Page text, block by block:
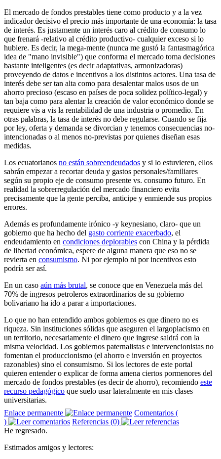
El mercado de fondos prestables tiene como producto y a la vez
indicador decisivo el precio más importante de una economía: la tasa
de interés. Es justamente un interés caro al crédito de consumo lo
que frenará -relativo al crédito productivo- cualquier exceso si lo
hubiere. Es decir, la mega-mente (nunca me gustó la fantasmagórica
idea de "mano invisible") que conforma el mercado toma decisiones
bastante inteligentes (es decir adaptativas, armonizadoras)
proveyendo de datos e incentivos a los distintos actores. Una tasa de
interés debe ser tan alta como para desalentar malos usos de un
ahorro precioso (escaso en países de poca solidez político-legal) y
tan baja como para alentar la creación de valor económico donde se
requiere vis a vis la rentabilidad de una industria o promedio. En
otras palabras, la tasa de interés no debe regularse. Cuando se fija
por ley, oferta y demanda se divorcian y tenemos consecuencias no-
intencionadas o al menos no-previstas por quienes diseñan esas
medidas.
Los ecuatorianos no están sobreendeudados y si lo estuvieren, ellos
sabrán empezar a recortar deuda y gastos personales/familiares
según su propio eje de consumo presente vs. consumo futuro. En
realidad la sobrerregulación del mercado financiero evita
precisamente que la gente perciba, anticipe y enmiende sus propios
errores.
Además es profundamente irónico -y keynesiano, claro- que un
gobierno que ha hecho del gasto corriente exacerbado, el
endeudamiento en condiciones deplorables con China y la pérdida
de libertad económica, espere de alguna manera que eso no se
revierta en consumismo. Ni por ejemplo ni por incentivos esto
podría ser así.
En un caso aún más brutal, se conoce que en Venezuela más del
70% de ingresos petroleros extraordinarios de su gobierno
bolivariano ha ido a parar a importaciones.
Lo que no han entendido ambos gobiernos es que dinero no es
riqueza. Sin instituciones sólidas que aseguren el largoplacismo en
un territorio, necesariamente el dinero que ingrese saldrá con la
misma velocidad. Los gobiernos paternalistas e intervencionistas no
fomentan el produccionismo (el ahorro e inversión en proyectos
razonables) sino el consumismo. Si los lectores de este portal
quieren entender o explicar de forma amena ciertos pormenores del
mercado de fondos prestables (es decir de ahorro), recomiendo este
recurso pedagógico que suelo usar lateralmente en mis clases
universitarias.
Enlace permanente
Comentarios (
)
Referencias (0)
He regresado.
Estimados amigos y lectores: